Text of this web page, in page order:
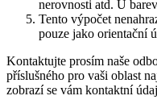
nerovnosti atd. U
Tento výpočet
pouze jako orientační
Kontaktujte prosím naše
příslušného pro vaši oblast
zobrazí se vám kontaktní